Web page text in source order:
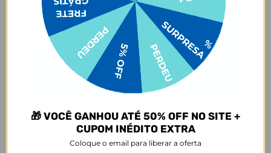
9V2A
(turbo)
3h 33min 18W
12V1.5A
3h 24min
Nosso carregador portátil oferece um carregamento turbo quando
você o conecta usando o cabo USB-C e uma tomada com mais de
18W. Além disso, ele pode carregar rapidamente até 20W quando
compatível (confira no manual do seu celular).
Verifique as luzes indicadoras:Ao conectar o carregador à uma
fonte de energia, as luzes indicadoras mostram o nível de carga,
🎁 VOCÊ GANHOU ATÉ 50% OFF NO SITE +
CUPOM INÉDITO EXTRA
Coloque o email para liberar a oferta